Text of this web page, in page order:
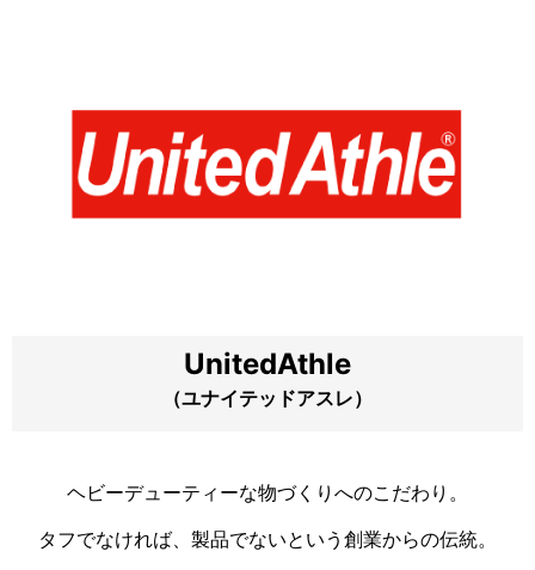
UnitedAthle
（ユナイテッドアスレ）
ヘビーデューティーな物づくりへのこだわり。
タフでなければ、製品でないという創業からの伝統。